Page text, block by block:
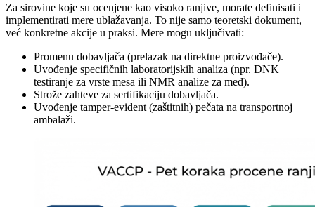
Za sirovine koje su ocenjene kao visoko ranjive, morate definisati i
implementirati mere ublažavanja. To nije samo teoretski dokument,
već konkretne akcije u praksi. Mere mogu uključivati:
Promenu dobavljača (prelazak na direktne proizvođače).
Uvođenje specifičnih laboratorijskih analiza (npr. DNK
testiranje za vrste mesa ili NMR analize za med).
Strože zahteve za sertifikaciju dobavljača.
Uvođenje tamper-evident (zaštitnih) pečata na transportnoj
ambalaži.